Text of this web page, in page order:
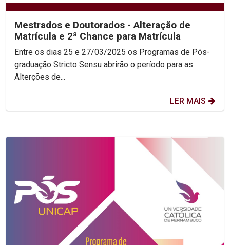
Mestrados e Doutorados - Alteração de
Matrícula e 2ª Chance para Matrícula
Entre os dias 25 e 27/03/2025 os Programas de Pós-
graduação Stricto Sensu abrirão o período para as
Alterções de...
LER MAIS